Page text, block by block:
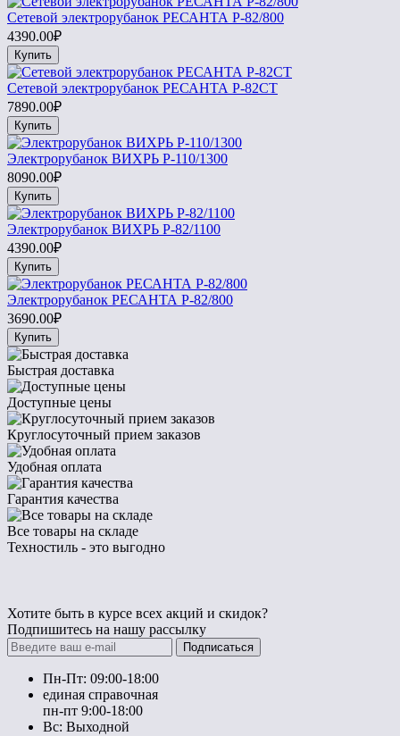
Сетевой электрорубанок РЕСАНТА Р-82/800
4390.00₽
Купить
Сетевой электрорубанок РЕСАНТА Р-82СТ
7890.00₽
Купить
Электрорубанок ВИХРЬ Р-110/1300
8090.00₽
Купить
Электрорубанок ВИХРЬ Р-82/1100
4390.00₽
Купить
Электрорубанок РЕСАНТА Р-82/800
3690.00₽
Купить
Быстрая доставка
Доступные цены
Круглосуточный прием заказов
Удобная оплата
Гарантия качества
Все товары на складе
Техностиль - это выгодно
Хотите быть в курсе всех акций и скидок?
Подпишитесь на нашу рассылку
Подписаться
Пн-Пт: 09:00-18:00
единая справочная
пн-пт 9:00-18:00
Вс: Выходной